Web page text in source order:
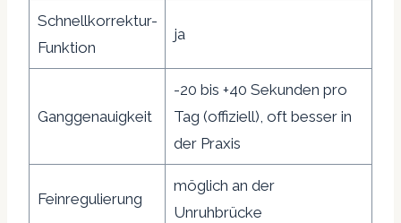
Schnellkorrektur-
Funktion
ja
Ganggenauigkeit
-20 bis +40 Sekunden pro
Tag (offiziell), oft besser in
der Praxis
Feinregulierung
möglich an der
Unruhbrücke